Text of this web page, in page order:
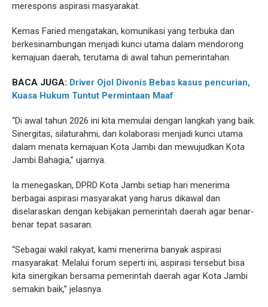
merespons aspirasi masyarakat.
Kemas Faried mengatakan, komunikasi yang terbuka dan
berkesinambungan menjadi kunci utama dalam mendorong
kemajuan daerah, terutama di awal tahun pemerintahan.
BACA JUGA: Driver Ojol Divonis Bebas kasus pencurian,
Kuasa Hukum Tuntut Permintaan Maaf
“Di awal tahun 2026 ini kita memulai dengan langkah yang baik.
Sinergitas, silaturahmi, dan kolaborasi menjadi kunci utama
dalam menata kemajuan Kota Jambi dan mewujudkan Kota
Jambi Bahagia,” ujarnya.
Ia menegaskan, DPRD Kota Jambi setiap hari menerima
berbagai aspirasi masyarakat yang harus dikawal dan
diselaraskan dengan kebijakan pemerintah daerah agar benar-
benar tepat sasaran.
“Sebagai wakil rakyat, kami menerima banyak aspirasi
masyarakat. Melalui forum seperti ini, aspirasi tersebut bisa
kita sinergikan bersama pemerintah daerah agar Kota Jambi
semakin baik,” jelasnya.